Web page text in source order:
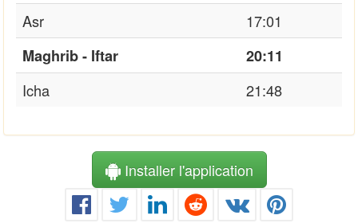
Asr
17:01
Maghrib - Iftar
20:11
Icha
21:48
Installer l'application